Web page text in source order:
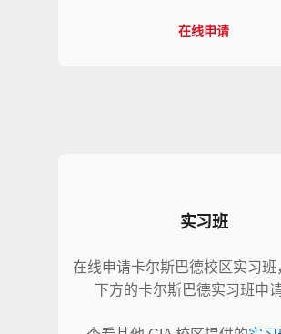
在线申请
实习班
在线申请卡尔斯巴德校区实习班
下方的卡尔斯巴德实习班申请